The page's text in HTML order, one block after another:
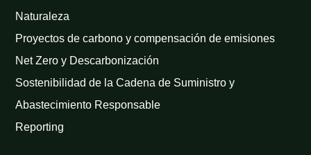
Naturaleza
Proyectos de carbono y compensación de emisiones
Net Zero y Descarbonización
Sostenibilidad de la Cadena de Suministro y
Abastecimiento Responsable
Reporting